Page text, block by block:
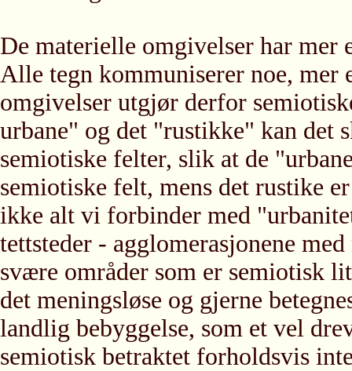
De materielle omgivelser har
Alle tegn kommuniserer noe,
omgivelser utgjør derfor
urbane" og det "rustikke" kan det
semiotiske felter, slik at de
semiotiske felt, mens det rustike
ikke alt vi forbinder med
tettsteder - agglomerasjonene
svære områder som er semiotisk
det meningsløse og gjerne
landlig bebyggelse, som et vel
semiotisk betraktet forholdsvis